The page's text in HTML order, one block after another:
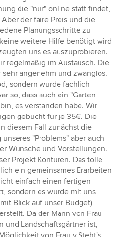
die "nur" online statt findet,
der faire Preis und die
Planungsschritte zu
weitere Hilfe benötigt wird
uns es auszuprobieren.
regelmäßig im Austausch. Die
angenehm und zwanglos.
sondern wurde fachlich
so, dass auch ein "Garten
es verstanden habe. Wir
gebucht für je 35€. Die
diesem Fall zunächst die
"Problems" aber auch
Wünsche und Vorstellungen.
Projekt Konturen. Das tolle
ein gemeinsames Erarbeiten
einfach einen fertigen
sondern es wurde mit uns
Blick auf unser Budget)
Da der Mann von Frau
und Landschaftsgärtner ist,